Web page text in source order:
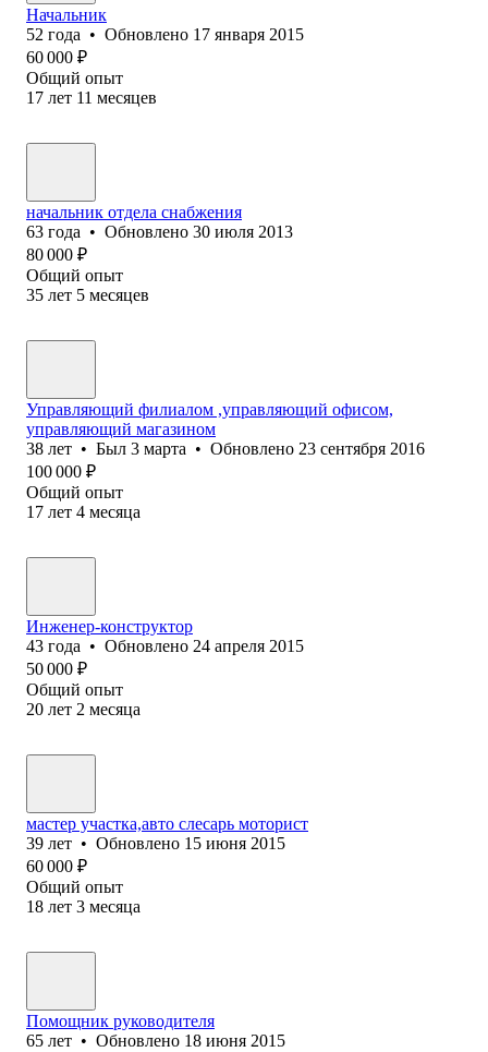
Начальник
52 года • Обновлено 17 января 2015
60 000 ₽
Общий опыт
17 лет 11 месяцев
начальник отдела снабжения
63 года • Обновлено 30 июля 2013
80 000 ₽
Общий опыт
35 лет 5 месяцев
Управляющий филиалом ,управляющий офисом,
управляющий магазином
38 лет • Был 3 марта • Обновлено 23 сентября 2016
100 000 ₽
Общий опыт
17 лет 4 месяца
Инженер-конструктор
43 года • Обновлено 24 апреля 2015
50 000 ₽
Общий опыт
20 лет 2 месяца
мастер участка,авто слесарь моторист
39 лет • Обновлено 15 июня 2015
60 000 ₽
Общий опыт
18 лет 3 месяца
Помощник руководителя
65 лет • Обновлено 18 июня 2015